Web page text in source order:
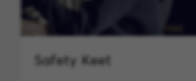
Safety Keet